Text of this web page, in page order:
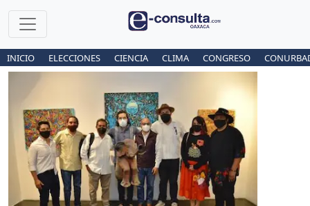
INICIO ELECCIONES CIENCIA CLIMA CONGRESO